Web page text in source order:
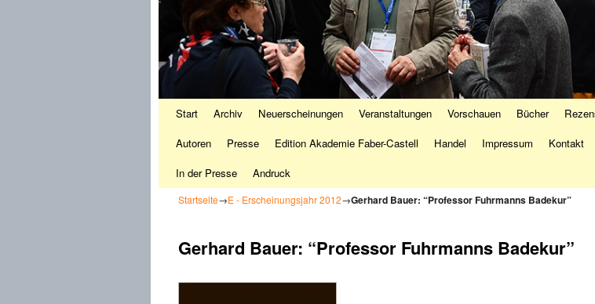
Start Archiv Neuerscheinungen Veranstaltungen Vorschauen Bücher
Autoren
Presse Edition Akademie Faber-Castell Handel Impressum Kontakt
In der Presse
Andruck
Startseite→E - Erscheinungsjahr 2012→Gerhard Bauer: “Professor Fuhrmanns Badekur”
Gerhard Bauer: “Professor Fuhrmanns Badekur”